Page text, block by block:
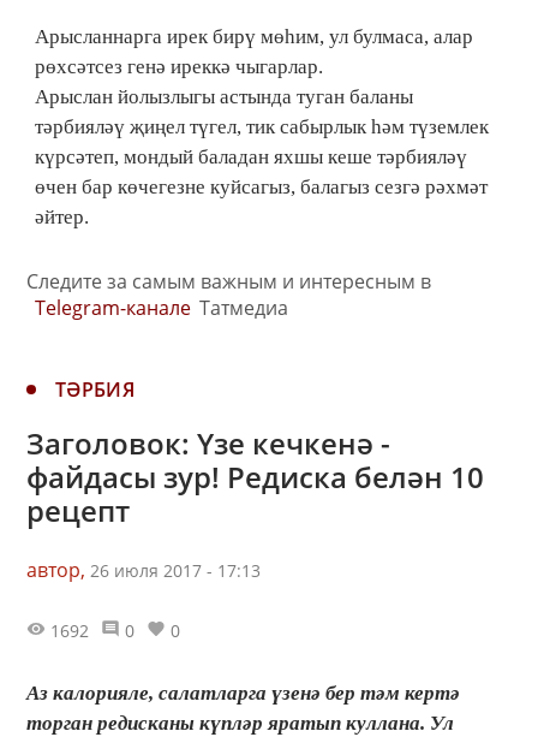
Арысланнарга ирек бирү мөһим, ул булмаса, алар
рөхсәтсез генә иреккә чыгарлар.
Арыслан йолызлыгы астында туган баланы
тәрбияләү җиңел түгел, тик сабырлык һәм түземлек
күрсәтеп, мондый баладан яхшы кеше тәрбияләү
өчен бар көчегезне куйсагыз, балагыз сезгә рәхмәт
әйтер.
Следите за самым важным и интересным в
Telegram-канале Татмедиа
ТӘРБИЯ
Заголовок: Үзе кечкенә -
файдасы зур! Редиска белән 10
рецепт
автор, 26 июля 2017 - 17:13
1692 0 0
Аз калорияле, салатларга үзенә бер тәм кертә
торган редисканы күпләр яратып куллана. Ул